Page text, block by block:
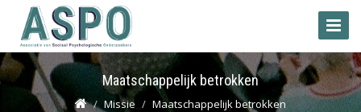
Toggle
Maatschappelijk betrokken
Missie Maatschappelijk betrokken